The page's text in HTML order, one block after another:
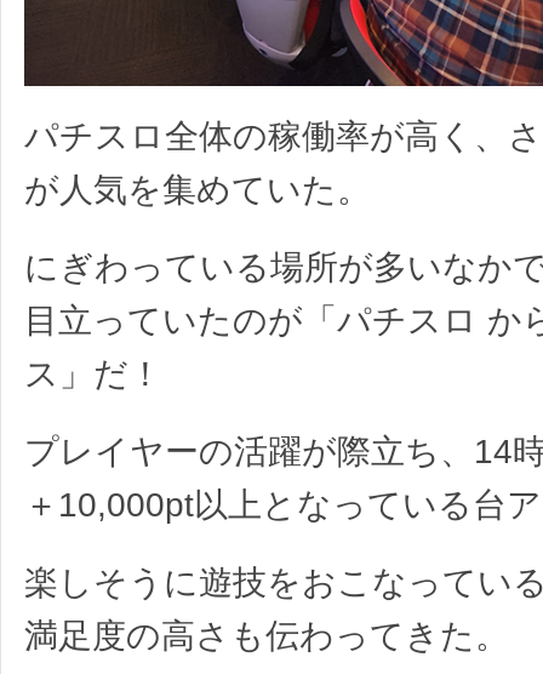
パチスロ全体の稼働率が高く、
が人気を集めていた。
にぎわっている場所が多いなか
目立っていたのが「パチスロ か
ス」だ！
プレイヤーの活躍が際立ち、14
＋10,000pt以上となっている台
楽しそうに遊技をおこなってい
満足度の高さも伝わってきた。